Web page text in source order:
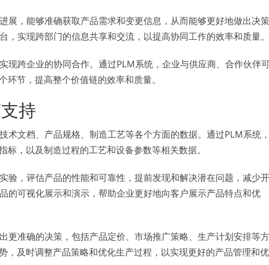
展，能够准确获取产品需求和变更信息，从而能够更好地做出决策
，实现跨部门的信息共享和交流，以提高协同工作的效率和质量。
现跨企业的协同合作。通过PLM系统，企业与供应商、合作伙伴
节，提高整个价值链的效率和质量。
持
术文档、产品规格、制造工艺等各个方面的数据。通过PLM系统
，以及制造过程的工艺和设备参数等相关数据。
验，评估产品的性能和可靠性，提前发现和解决潜在问题，减少开
的可视化展示和演示，帮助企业更好地向客户展示产品特点和优
更准确的决策，包括产品定价、市场推广策略、生产计划安排等方
及时调整产品策略和优化生产过程，以实现更好的产品管理和优